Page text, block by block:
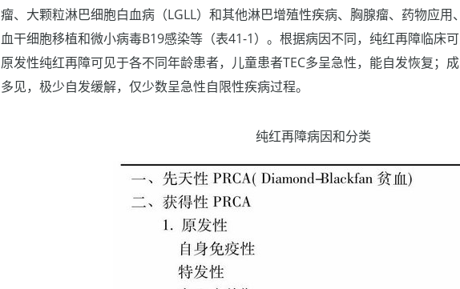
瘤、大颗粒淋巴细胞白血病（LGLL）和其他淋巴增殖性疾病、胸腺瘤、药物应
血干细胞移植和微小病毒B19感染等（表41-1）。根据病因不同，纯红再障临床
原发性纯红再障可见于各不同年龄患者，儿童患者TEC多呈急性，能自发恢复；
多见，极少自发缓解，仅少数呈急性自限性疾病过程。
纯红再障病因和分类